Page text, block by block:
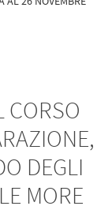
CORSO
DEGLI
MORE